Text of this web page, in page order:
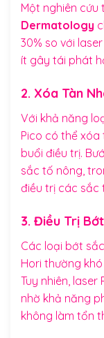
Một nghiên cứu
Dermatology
30% so với
ít gây tái phát
2. Xóa Tàn
Với khả năng
Pico có thể xóa
buổi điều trị.
sắc tố nông,
điều trị các sắc
3. Điều Trị
Các loại bớt
Hori thường
Tuy nhiên,
nhờ khả năng
không làm tổn